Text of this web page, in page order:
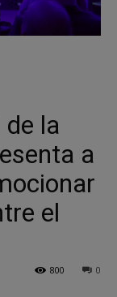
la
a
el
0
800